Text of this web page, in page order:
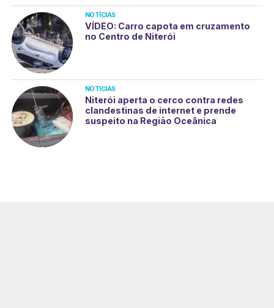
NOTÍCIAS
VÍDEO: Carro capota em cruzamento
no Centro de Niterói
NOTÍCIAS
Niterói aperta o cerco contra redes
clandestinas de internet e prende
suspeito na Região Oceânica